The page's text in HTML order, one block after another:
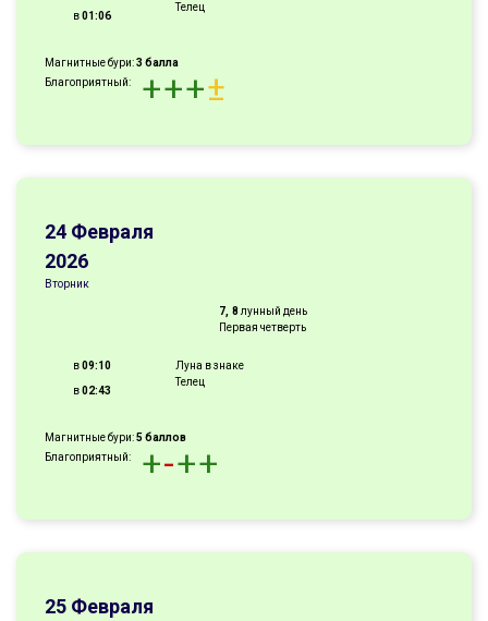
в01:06
Телец
Магнитные бури:3 балла
Благоприятный:
+++±
24 Февраля
2026
Вторник
7, 8лунный день
Первая четверть
в09:10
в02:43
Луна в знаке
Телец
Магнитные бури:5 баллов
Благоприятный:
+-++
25 Февраля